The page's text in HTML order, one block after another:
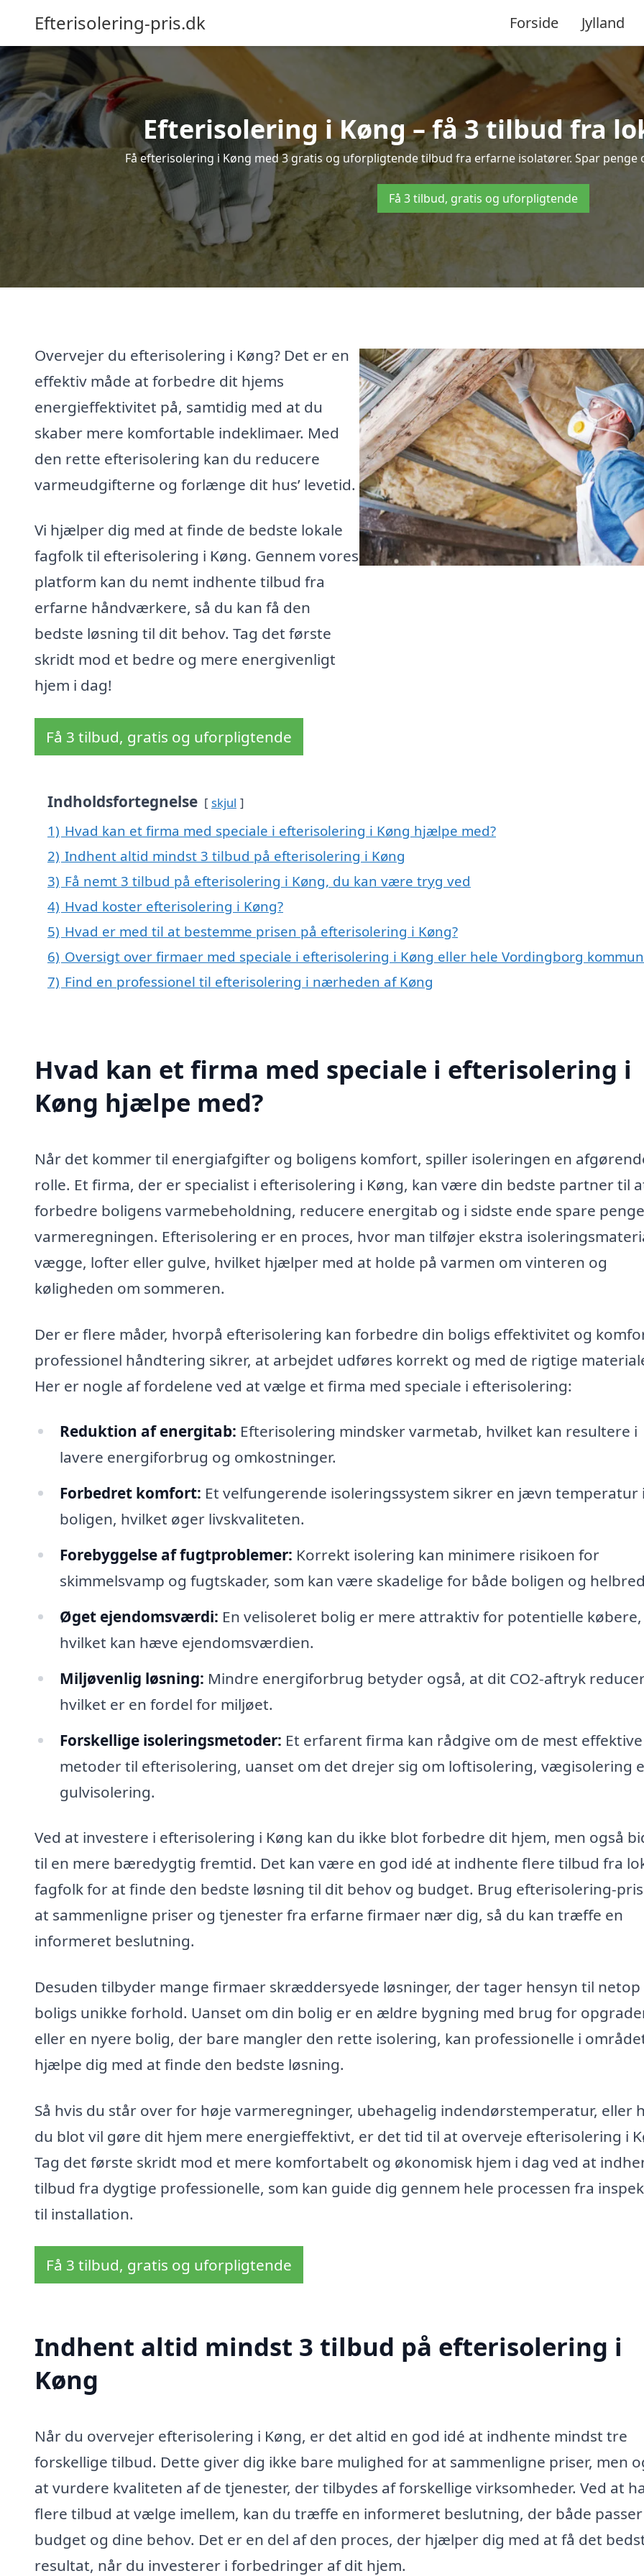
Efterisolering-pris.dk Forside Jylland
Efterisolering i Køng – få 3 tilbud fra
Få efterisolering i Køng med 3 gratis og uforpligtende tilbud fra erfarne isolatører. Spar
Få 3 tilbud, gratis og uforpligtende
Overvejer du efterisolering i Køng? Det er en
effektiv måde at forbedre dit hjems
energieffektivitet på, samtidig med at du
skaber mere komfortable indeklimaer. Med
den rette efterisolering kan du reducere
varmeudgifterne og forlænge dit hus’ levetid.
Vi hjælper dig med at finde de bedste lokale
fagfolk til efterisolering i Køng. Gennem vores
platform kan du nemt indhente tilbud fra
erfarne håndværkere, så du kan få den
bedste løsning til dit behov. Tag det første
skridt mod et bedre og mere energivenligt
hjem i dag!
Få 3 tilbud, gratis og uforpligtende
Indholdsfortegnelse skjul
1) Hvad kan et firma med speciale i efterisolering i Køng hjælpe med?
2) Indhent altid mindst 3 tilbud på efterisolering i Køng
3) Få nemt 3 tilbud på efterisolering i Køng, du kan være tryg ved
4) Hvad koster efterisolering i Køng?
5) Hvad er med til at bestemme prisen på efterisolering i Køng?
6) Oversigt over firmaer med speciale i efterisolering i Køng eller hele Vordingborg
7) Find en professionel til efterisolering i nærheden af Køng
Hvad kan et firma med speciale i efterisolering i
Køng hjælpe med?
Når det kommer til energiafgifter og boligens komfort, spiller isoleringen en
rolle. Et firma, der er specialist i efterisolering i Køng, kan være din bedste partner til
forbedre boligens varmebeholdning, reducere energitab og i sidste ende spare
varmeregningen. Efterisolering er en proces, hvor man tilføjer ekstra
vægge, lofter eller gulve, hvilket hjælper med at holde på varmen om vinteren og
køligheden om sommeren.
Der er flere måder, hvorpå efterisolering kan forbedre din boligs effektivitet og
professionel håndtering sikrer, at arbejdet udføres korrekt og med de rigtige
Her er nogle af fordelene ved at vælge et firma med speciale i efterisolering:
Reduktion af energitab: Efterisolering mindsker varmetab, hvilket kan resultere i
lavere energiforbrug og omkostninger.
Forbedret komfort: Et velfungerende isoleringssystem sikrer en jævn temperatur
boligen, hvilket øger livskvaliteten.
Forebyggelse af fugtproblemer: Korrekt isolering kan minimere risikoen for
skimmelsvamp og fugtskader, som kan være skadelige for både boligen og
Øget ejendomsværdi: En velisoleret bolig er mere attraktiv for potentielle købere,
hvilket kan hæve ejendomsværdien.
Miljøvenlig løsning: Mindre energiforbrug betyder også, at dit CO2-aftryk
hvilket er en fordel for miljøet.
Forskellige isoleringsmetoder: Et erfarent firma kan rådgive om de mest effektive
metoder til efterisolering, uanset om det drejer sig om loftisolering, vægisolering
gulvisolering.
Ved at investere i efterisolering i Køng kan du ikke blot forbedre dit hjem, men også
til en mere bæredygtig fremtid. Det kan være en god idé at indhente flere tilbud fra
fagfolk for at finde den bedste løsning til dit behov og budget. Brug efterisolering-
at sammenligne priser og tjenester fra erfarne firmaer nær dig, så du kan træffe en
informeret beslutning.
Desuden tilbyder mange firmaer skræddersyede løsninger, der tager hensyn til
boligs unikke forhold. Uanset om din bolig er en ældre bygning med brug for
eller en nyere bolig, der bare mangler den rette isolering, kan professionelle i
hjælpe dig med at finde den bedste løsning.
Så hvis du står over for høje varmeregninger, ubehagelig indendørstemperatur, eller
du blot vil gøre dit hjem mere energieffektivt, er det tid til at overveje efterisolering i
Tag det første skridt mod et mere komfortabelt og økonomisk hjem i dag ved at
tilbud fra dygtige professionelle, som kan guide dig gennem hele processen fra
til installation.
Få 3 tilbud, gratis og uforpligtende
Indhent altid mindst 3 tilbud på efterisolering i
Køng
Når du overvejer efterisolering i Køng, er det altid en god idé at indhente mindst tre
forskellige tilbud. Dette giver dig ikke bare mulighed for at sammenligne priser, men
at vurdere kvaliteten af de tjenester, der tilbydes af forskellige virksomheder. Ved at
flere tilbud at vælge imellem, kan du træffe en informeret beslutning, der både
budget og dine behov. Det er en del af den proces, der hjælper dig med at få det
resultat, når du investerer i forbedringer af dit hjem.